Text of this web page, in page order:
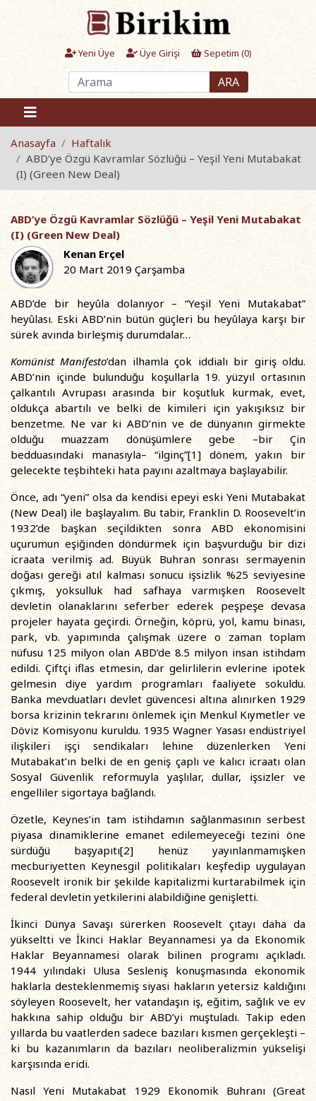
Yeni Üye Üye Girişi Sepetim (0)
ARA
Anasayfa
Haftalık
ABD’ye Özgü Kavramlar Sözlüğü – Yeşil Yeni Mutabakat
(I) (Green New Deal)
ABD’ye Özgü Kavramlar Sözlüğü – Yeşil Yeni Mutabakat
(I) (Green New Deal)
Kenan Erçel
20 Mart 2019 Çarşamba
ABD’de bir heyûla dolanıyor – “Yeşil Yeni Mutakabat”
heyûlası. Eski ABD’nin bütün güçleri bu heyûlaya karşı bir
sürek avında birleşmiş durumdalar…
Komünist Manifesto’dan ilhamla çok iddialı bir giriş oldu.
ABD’nin içinde bulunduğu koşullarla 19. yüzyıl ortasının
çalkantılı Avrupası arasında bir koşutluk kurmak, evet,
oldukça abartılı ve belki de kimileri için yakışıksız bir
benzetme. Ne var ki ABD’nin ve de dünyanın girmekte
olduğu muazzam dönüşümlere gebe –bir Çin
bedduasındaki manasıyla– “ilginç”[1] dönem, yakın bir
gelecekte teşbihteki hata payını azaltmaya başlayabilir.
Önce, adı “yeni” olsa da kendisi epeyi eski Yeni Mutabakat
(New Deal) ile başlayalım. Bu tabir, Franklin D. Roosevelt’in
1932’de başkan seçildikten sonra ABD ekonomisini
uçurumun eşiğinden döndürmek için başvurduğu bir dizi
icraata verilmiş ad. Büyük Buhran sonrası sermayenin
doğası gereği atıl kalması sonucu işsizlik %25 seviyesine
çıkmış, yoksulluk had safhaya varmışken Roosevelt
devletin olanaklarını seferber ederek peşpeşe devasa
projeler hayata geçirdi. Örneğin, köprü, yol, kamu binası,
park, vb. yapımında çalışmak üzere o zaman toplam
nüfusu 125 milyon olan ABD’de 8.5 milyon insan istihdam
edildi. Çiftçi iflas etmesin, dar gelirlilerin evlerine ipotek
gelmesin diye yardım programları faaliyete sokuldu.
Banka mevduatları devlet güvencesi altına alınırken 1929
borsa krizinin tekrarını önlemek için Menkul Kıymetler ve
Döviz Komisyonu kuruldu. 1935 Wagner Yasası endüstriyel
ilişkileri işçi sendikaları lehine düzenlerken Yeni
Mutabakat’ın belki de en geniş çaplı ve kalıcı icraatı olan
Sosyal Güvenlik reformuyla yaşlılar, dullar, işsizler ve
engelliler sigortaya bağlandı.
Özetle, Keynes’in tam istihdamın sağlanmasının serbest
piyasa dinamiklerine emanet edilemeyeceği tezini öne
sürdüğü başyapıtı[2] henüz yayınlanmamışken
mecburiyetten Keynesgil politikaları keşfedip uygulayan
Roosevelt ironik bir şekilde kapitalizmi kurtarabilmek için
federal devletin yetkilerini alabildiğine genişletti.
İkinci Dünya Savaşı sürerken Roosevelt çıtayı daha da
yükseltti ve İkinci Haklar Beyannamesi ya da Ekonomik
Haklar Beyannamesi olarak bilinen programı açıkladı.
1944 yılındaki Ulusa Sesleniş konuşmasında ekonomik
haklarla desteklenmemiş siyasi hakların yetersiz kaldığını
söyleyen Roosevelt, her vatandaşın iş, eğitim, sağlık ve ev
hakkına sahip olduğu bir ABD’yi muştuladı. Takip eden
yıllarda bu vaatlerden sadece bazıları kısmen gerçekleşti –
ki bu kazanımların da bazıları neoliberalizmin yükselişi
karşısında eridi.
Nasıl Yeni Mutakabat 1929 Ekonomik Buhranı (Great